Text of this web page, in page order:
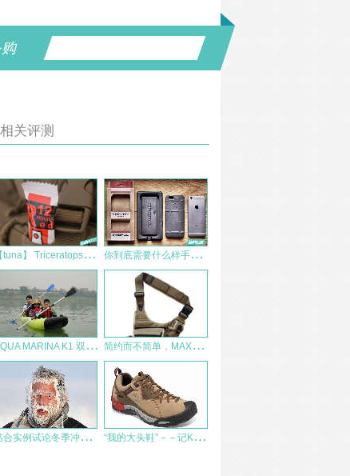
相关评测
【
tuna】 Triceratops荧光棒日常测试及使用感受 你
到底需要什么样手机壳？-Magpul bump case长期使用分享
A
QUA MARINA K1 双人充气独木舟 BT-88860 装备测评报告 简
约而不简单，MAXGEAR 机动鞍袋初评
结
合实例试论冬季冲锋衣的合理搭配与使用 “
我的大头鞋”－－记KEEN REDMOND越野慢跑鞋个人使用报告